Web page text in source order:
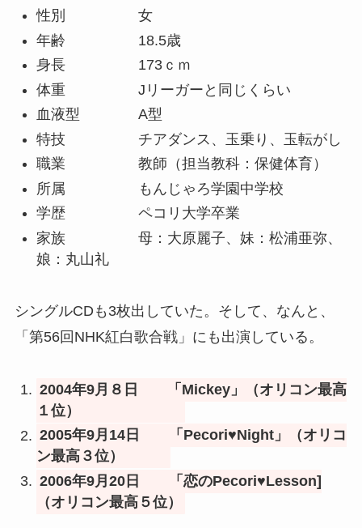
性別 女
年齢 18.5歳
身長 173ｃｍ
体重 Jリーガーと同じくらい
血液型 A型
特技 チアダンス、玉乗り、玉転がし
職業 教師（担当教科：保健体育）
所属 もんじゃろ学園中学校
学歴 ペコリ大学卒業
家族 母：大原麗子、妹：松浦亜弥、
娘：丸山礼
シングルCDも3枚出していた。そして、なんと、
「第56回NHK紅白歌合戦」にも出演している。
2004年9月８日 「Mickey」（オリコン最高
１位）
2005年9月14日 「Pecori♥Night」（オリコ
ン最高３位）
2006年9月20日 「恋のPecori♥Lesson]
（オリコン最高５位）